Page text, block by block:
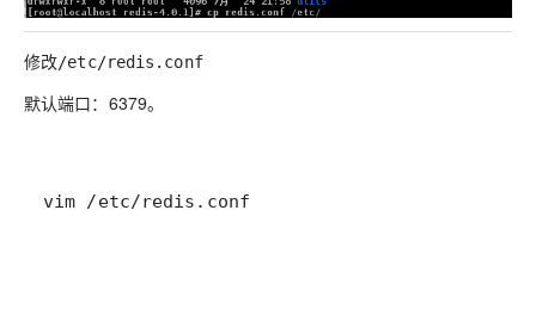
修改/etc/redis.conf
默认端口：6379。
vim /etc/redis.conf